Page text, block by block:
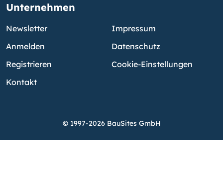
Unternehmen
Newsletter
Anmelden
Registrieren
Kontakt
Impressum
Datenschutz
Cookie-Einstellungen
© 1997-2026 BauSites GmbH